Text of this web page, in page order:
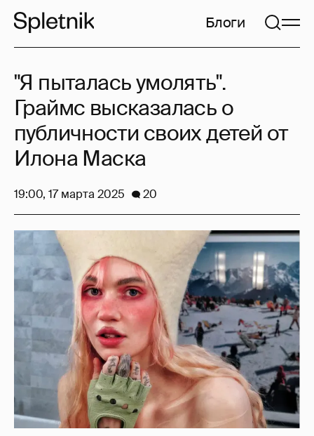
Блоги
"Я пыталась умолять".
Граймс высказалась о
публичности своих детей от
Илона Маска
19:00, 17 марта 2025 20